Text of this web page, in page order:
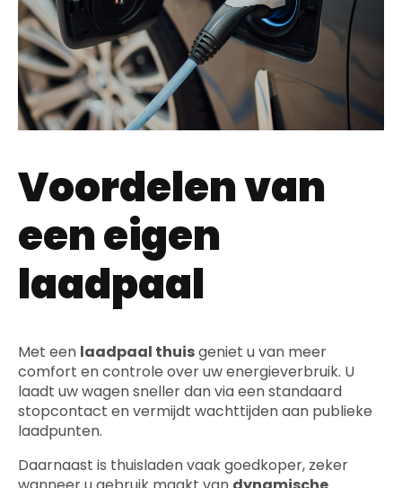
Voordelen van
een eigen
laadpaal
Met een laadpaal thuisgeniet u van meer
comfort en controle over uw energieverbruik. U
laadt uw wagen sneller dan via een standaard
stopcontact en vermijdt wachttijden aan publieke
laadpunten.
Daarnaast is thuisladen vaak goedkoper, zeker